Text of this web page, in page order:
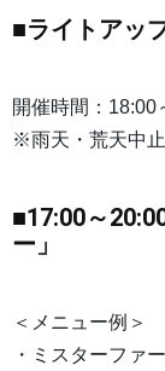
■ライトアッ
開催時間：18:00
※雨天・荒天中止
■17:00～
ー」
＜メニュー例＞
・ミスターファ